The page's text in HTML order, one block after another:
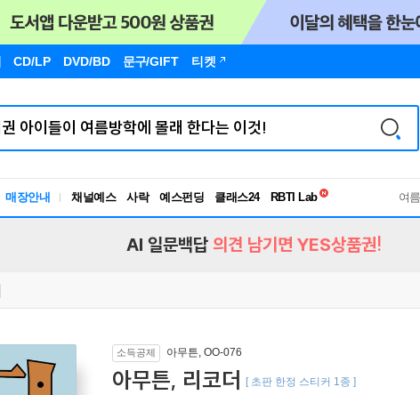
CD/LP DVD/BD 문구/GIFT 티켓
매장안내 채널예스 사락 예스펀딩 클래스24
독서유형검사
여
AI 일문백답 의견 남기면 YES상품권!
소득공제 아무튼, OO-076
아무튼, 리코더 [ 초판 한정 스티커 1종 ]